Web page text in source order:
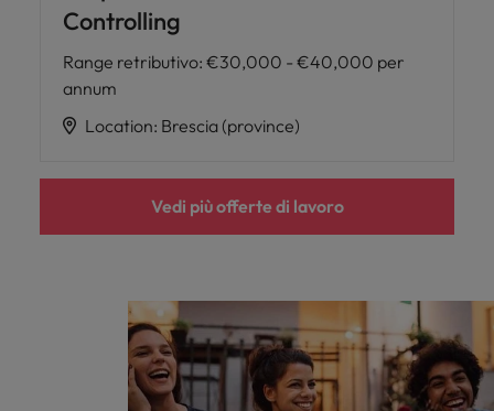
Controlling
Range retributivo: €30,000 - €40,000 per
annum
Location: Brescia (province)
Vedi più offerte di lavoro